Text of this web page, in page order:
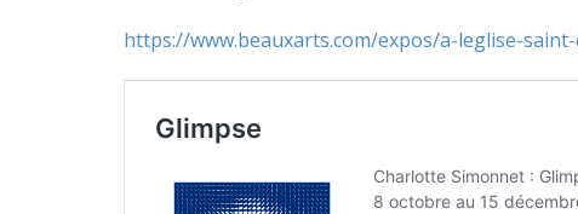
https://www.beauxarts.com/expos/a-leglise-